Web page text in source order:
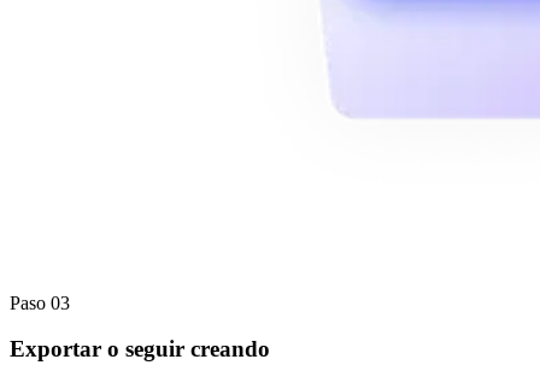
Paso 03
Exportar o seguir creando